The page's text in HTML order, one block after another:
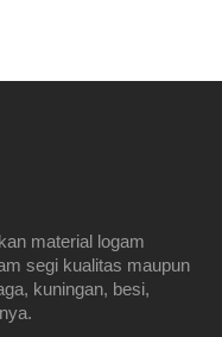
material logam
segi kualitas maupun
kuningan, besi,